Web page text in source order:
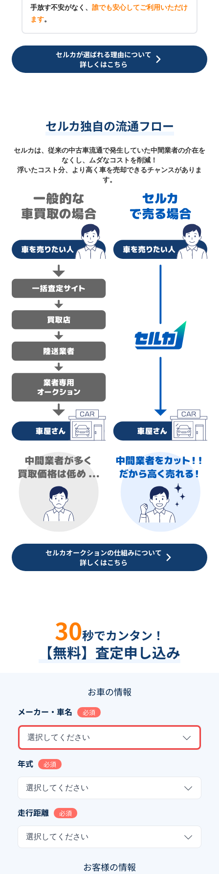
手放す不安がなく、 誰でも安心してご利用いただけ
ます。
セルカが選ばれる理由について
詳しくはこちら
セルカ独自の流通フロー
セルカは、従来の中古車流通で発生していた中間業者の介在を
なくし、ムダなコストを削減！
浮いたコスト分、より高く車を売却できるチャンスがありま
す。
セルカオークションの仕組みについて
詳しくはこちら
30秒でカンタン！
【無料】査定申し込み
お車の情報
メーカー・車名 必須
選択してください
年式 必須
選択してください
走行距離 必須
選択してください
お客様の情報